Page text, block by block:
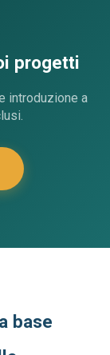
progetti
introduzione a
base